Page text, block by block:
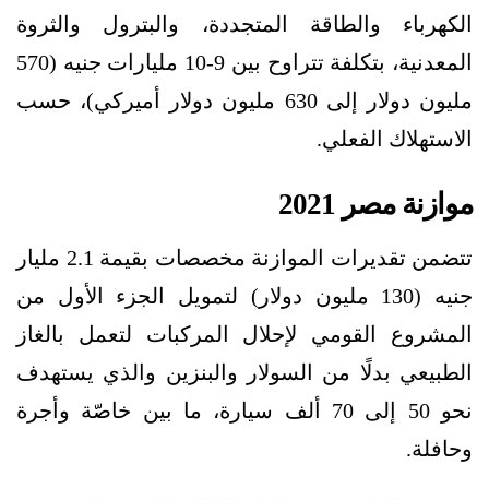
الكهرباء والطاقة المتجددة، والبترول والثروة
المعدنية، بتكلفة تتراوح بين 9-10 مليارات جنيه (570
مليون دولار إلى 630 مليون دولار أميركي)، حسب
الاستهلاك الفعلي.
موازنة مصر 2021
تتضمن تقديرات الموازنة مخصصات بقيمة 2.1 مليار
جنيه (130 مليون دولار) لتمويل الجزء الأول من
المشروع القومي لإحلال المركبات لتعمل بالغاز
الطبيعي بدلًا من السولار والبنزين والذي يستهدف
نحو 50 إلى 70 ألف سيارة، ما بين خاصّة وأجرة
وحافلة.